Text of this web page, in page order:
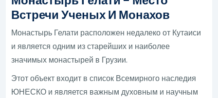
Встречи Ученых И Монахов
Монастырь Гелати расположен недалеко от Кутаиси
и является одним из старейших и наиболее
значимых монастырей в Грузии.
Этот объект входит в список Всемирного наследия
ЮНЕСКО и является важным духовным и научным